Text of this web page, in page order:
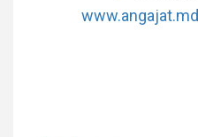
www.angajat.md